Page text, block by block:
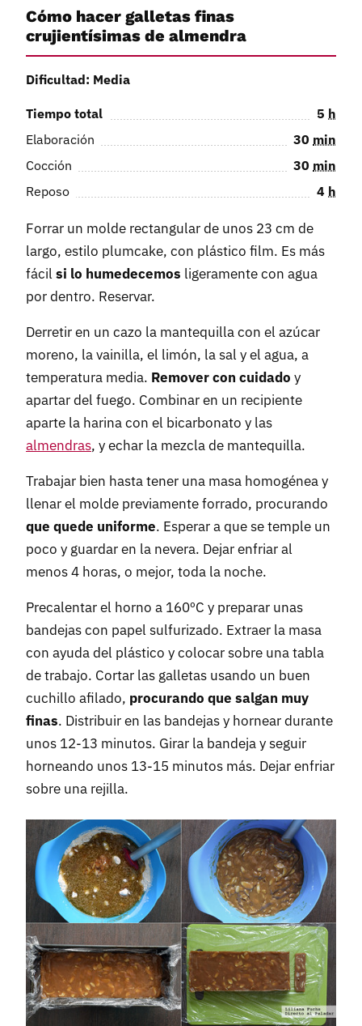
Cómo hacer galletas finas
crujientísimas de almendra
Dificultad: Media
Tiempo total 5 h
Elaboración
30 min
Cocción
30 min
Reposo
4 h
Forrar un molde rectangular de unos 23 cm de
largo, estilo plumcake, con plástico film. Es más
fácil si lo humedecemos ligeramente con agua
por dentro. Reservar.
Derretir en un cazo la mantequilla con el azúcar
moreno, la vainilla, el limón, la sal y el agua, a
temperatura media. Remover con cuidado y
apartar del fuego. Combinar en un recipiente
aparte la harina con el bicarbonato y las
almendras, y echar la mezcla de mantequilla.
Trabajar bien hasta tener una masa homogénea y
llenar el molde previamente forrado, procurando
que quede uniforme. Esperar a que se temple un
poco y guardar en la nevera. Dejar enfriar al
menos 4 horas, o mejor, toda la noche.
Precalentar el horno a 160ºC y preparar unas
bandejas con papel sulfurizado. Extraer la masa
con ayuda del plástico y colocar sobre una tabla
de trabajo. Cortar las galletas usando un buen
cuchillo afilado, procurando que salgan muy
finas. Distribuir en las bandejas y hornear durante
unos 12-13 minutos. Girar la bandeja y seguir
horneando unos 13-15 minutos más. Dejar enfriar
sobre una rejilla.